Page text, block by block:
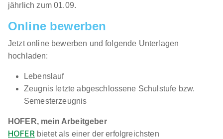
jährlich zum 01.09.​
Online bewerben
Jetzt online bewerben und folgende Unterlagen
hochladen:
Lebenslauf
Zeugnis letzte abgeschlossene Schulstufe bzw.
Semesterzeugnis
HOFER, mein Arbeitgeber
HOFER bietet als einer der erfolgreichsten